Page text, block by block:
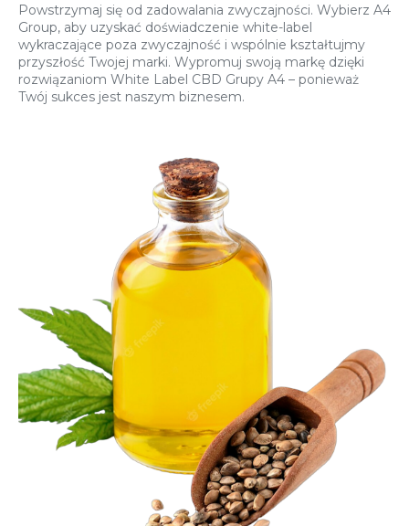
Powstrzymaj się od zadowalania zwyczajności. Wybierz A4
Group, aby uzyskać doświadczenie white-label
wykraczające poza zwyczajność i wspólnie kształtujmy
przyszłość Twojej marki. Wypromuj swoją markę dzięki
rozwiązaniom White Label CBD Grupy A4 – ponieważ
Twój sukces jest naszym biznesem.